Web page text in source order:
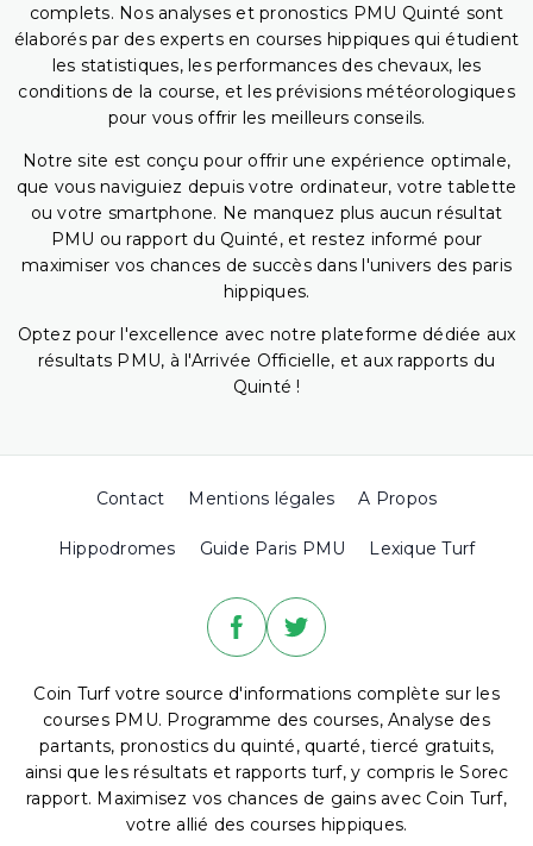
complets. Nos analyses et pronostics PMU Quinté sont
élaborés par des experts en courses hippiques qui étudient
les statistiques, les performances des chevaux, les
conditions de la course, et les prévisions météorologiques
pour vous offrir les meilleurs conseils.
Notre site est conçu pour offrir une expérience optimale,
que vous naviguiez depuis votre ordinateur, votre tablette
ou votre smartphone. Ne manquez plus aucun résultat
PMU ou rapport du Quinté, et restez informé pour
maximiser vos chances de succès dans l'univers des paris
hippiques.
Optez pour l'excellence avec notre plateforme dédiée aux
résultats PMU, à l'Arrivée Officielle, et aux rapports du
Quinté !
Contact Mentions légales A Propos
Hippodromes Guide Paris PMU Lexique Turf
Coin Turf votre source d'informations complète sur les
courses PMU. Programme des courses, Analyse des
partants, pronostics du quinté, quarté, tiercé gratuits,
ainsi que les résultats et rapports turf, y compris le Sorec
rapport. Maximisez vos chances de gains avec Coin Turf,
votre allié des courses hippiques.